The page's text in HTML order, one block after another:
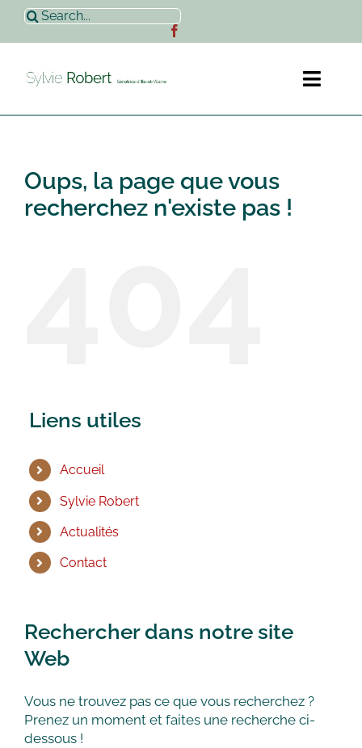
Passer
contenu
Rechercher:
Sylvie Robert
Oups, la page que vous
recherchez n'existe pas !
Liens utiles
Accueil
Sylvie Robert
Actualités
Contact
Rechercher dans notre site
Web
Vous ne trouvez pas ce que vous recherchez ?
Prenez un moment et faites une recherche ci-
dessous !